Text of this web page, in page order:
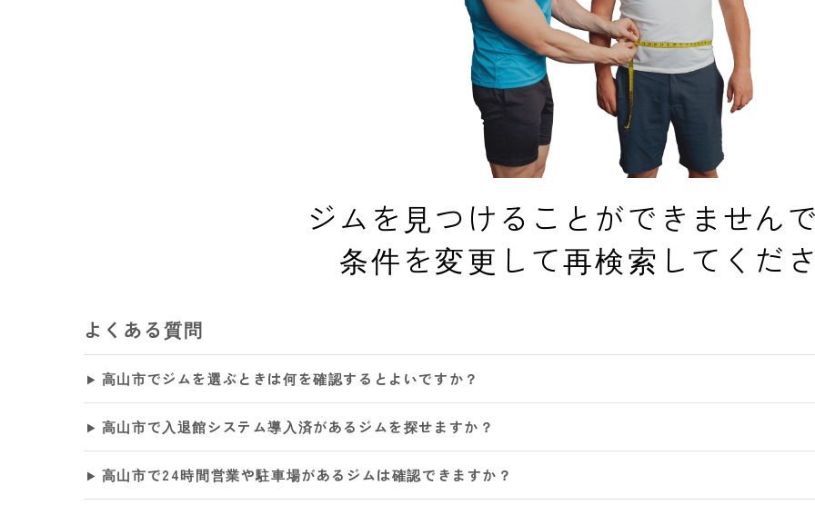
ジムを見つけることができませんで
条件を変更して再検索してくださ
よくある質問
高山市でジムを選ぶときは何を確認するとよいですか？
高山市で入退館システム導入済があるジムを探せますか？
高山市で24時間営業や駐車場があるジムは確認できますか？